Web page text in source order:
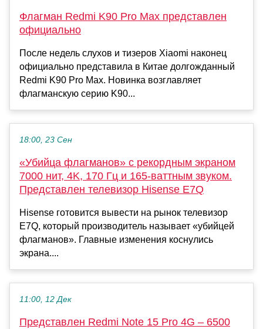
Флагман Redmi K90 Pro Max представлен
официально
После недель слухов и тизеров Xiaomi наконец
официально представила в Китае долгожданный
Redmi K90 Pro Max. Новинка возглавляет
флагманскую серию K90...
18:00, 23 Сен
«Убийца флагманов» с рекордным экраном
7000 нит, 4K, 170 Гц и 165-ваттным звуком.
Представлен телевизор Hisense E7Q
Hisense готовится вывести на рынок телевизор
E7Q, который производитель называет «убийцей
флагманов». Главные изменения коснулись
экрана....
11:00, 12 Дек
Представлен Redmi Note 15 Pro 4G – 6500